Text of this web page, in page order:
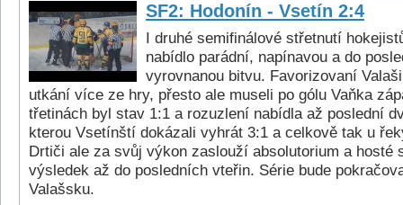
SF2: Hodonín - Vsetín 2:4
I druhé semifinálové střetnutí
nabídlo parádní, napínavou a do
vyrovnanou bitvu. Favorizovaní
utkání více ze hry, přesto ale museli po gólu Vaňka
třetinách byl stav 1:1 a rozuzlení nabídla až poslední
kterou Vsetínští dokázali vyhrát 3:1 a celkově tak u
Drtiči ale za svůj výkon zaslouží absolutorium a hosté
výsledek až do posledních vteřin. Série bude
Valašsku.